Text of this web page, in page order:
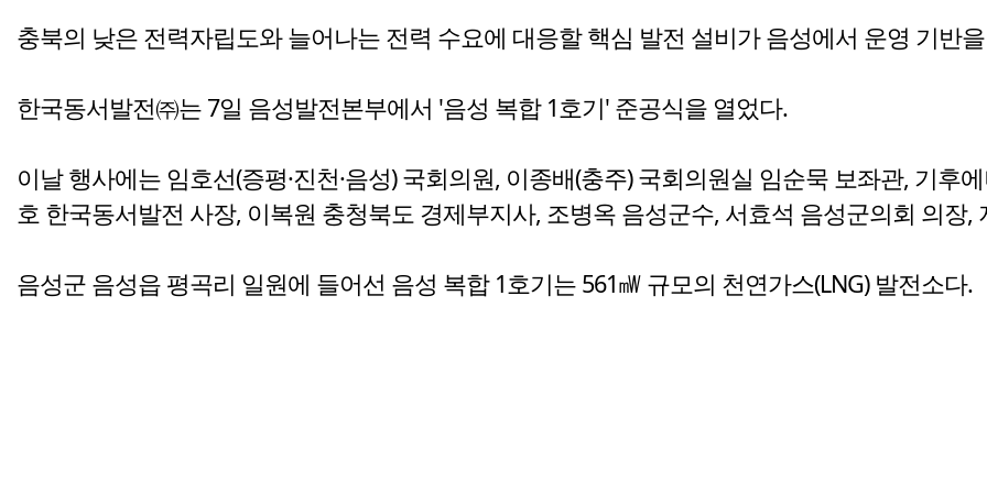
충북의 낮은 전력자립도와 늘어나는 전력 수요에 대응할 핵심 발전 설비가 음성에서 운영 기반
한국동서발전㈜는 7일 음성발전본부에서 '음성 복합 1호기' 준공식을 열었다.
이날 행사에는 임호선(증평·진천·음성) 국회의원, 이종배(충주) 국회의원실 임순묵 보좌관, 기후
호 한국동서발전 사장, 이복원 충청북도 경제부지사, 조병옥 음성군수, 서효석 음성군의회 의장,
음성군 음성읍 평곡리 일원에 들어선 음성 복합 1호기는 561㎽ 규모의 천연가스(LNG) 발전소다.